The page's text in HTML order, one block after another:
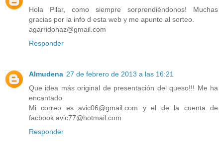
Hola Pilar, como siempre sorprendiéndonos! Muchas
gracias por la info d esta web y me apunto al sorteo.
agarridohaz@gmail.com
Responder
Almudena 27 de febrero de 2013 a las 16:21
Que idea más original de presentación del queso!!! Me ha
encantado.
Mi correo es avic06@gmail.com y el de la cuenta de
facbook avic77@hotmail.com
Responder